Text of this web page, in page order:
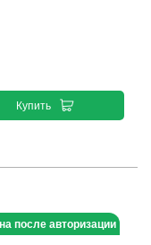
Купить
после авторизации